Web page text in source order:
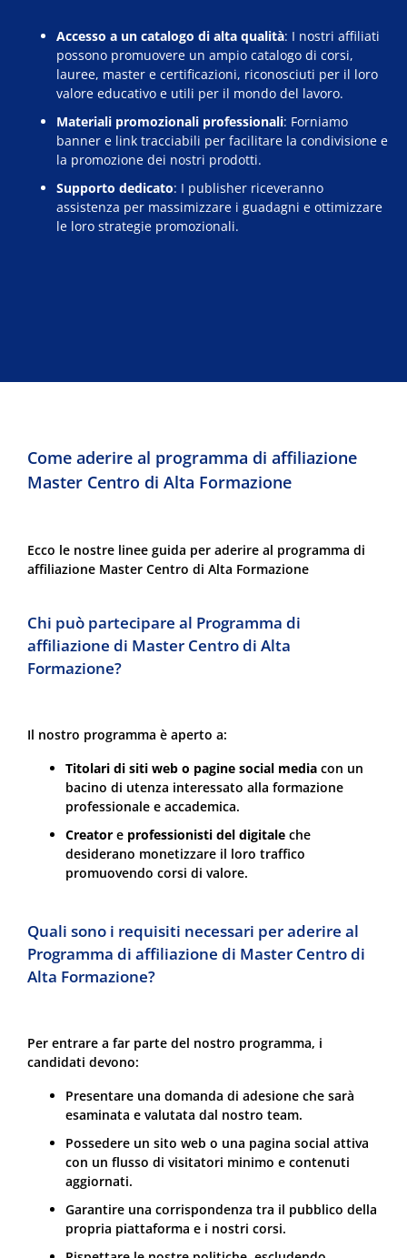
Accesso a un catalogo di alta qualità: I nostri affiliati
possono promuovere un ampio catalogo di corsi,
lauree, master e certificazioni, riconosciuti per il loro
valore educativo e utili per il mondo del lavoro.
Materiali promozionali professionali: Forniamo
banner e link tracciabili per facilitare la condivisione e
la promozione dei nostri prodotti.
Supporto dedicato: I publisher riceveranno
assistenza per massimizzare i guadagni e ottimizzare
le loro strategie promozionali.
Come aderire al programma di affiliazione
Master Centro di Alta Formazione
Ecco le nostre linee guida per aderire al programma di
affiliazione Master Centro di Alta Formazione
Chi può partecipare al Programma di
affiliazione di Master Centro di Alta
Formazione?
Il nostro programma è aperto a:
Titolari di siti web o pagine social media con un
bacino di utenza interessato alla formazione
professionale e accademica.
Creator e professionisti del digitale che
desiderano monetizzare il loro traffico
promuovendo corsi di valore.
Quali sono i requisiti necessari per aderire al
Programma di affiliazione di Master Centro di
Alta Formazione?
Per entrare a far parte del nostro programma, i
candidati devono:
Presentare una domanda di adesione che sarà
esaminata e valutata dal nostro team.
Possedere un sito web o una pagina social attiva
con un flusso di visitatori minimo e contenuti
aggiornati.
Garantire una corrispondenza tra il pubblico della
propria piattaforma e i nostri corsi.